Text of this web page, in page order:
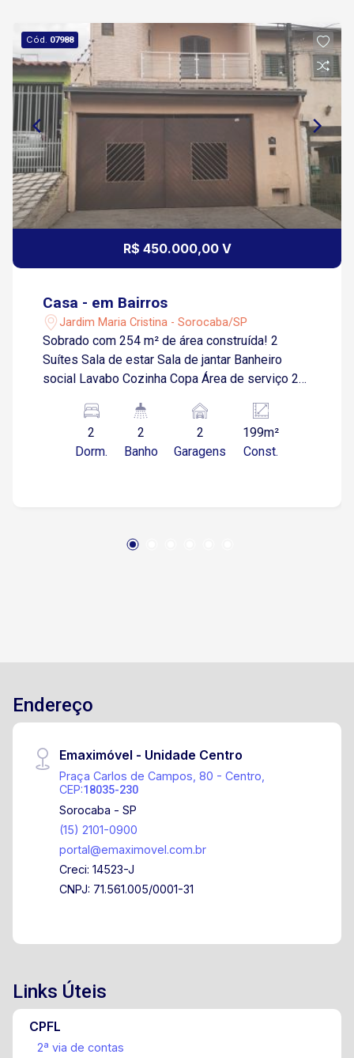
Cód. 07988
R$ 450.000,00 V
Casa - em Bairros
Jardim Maria Cristina - Sorocaba/SP
Sobrado com 254 m² de área construída! 2
Suítes Sala de estar Sala de jantar Banheiro
social Lavabo Cozinha Copa Área de serviço 2
vidro blindez em todas as escadas! Estuda
permuta por terreno em condomínio ou
apartamento como parte do pagamento!
2
Dorm.
2
Banho
2
Garagens
199m²
Const.
Endereço
Emaximóvel - Unidade Centro
Praça Carlos de Campos, 80 - Centro,
CEP:18035-230
Sorocaba - SP
(15) 2101-0900
portal@emaximovel.com.br
Creci: 14523-J
CNPJ: 71.561.005/0001-31
Links Úteis
CPFL
2ª via de contas